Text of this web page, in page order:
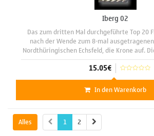
Iberg 02
Das zum dritten Mal durchgeführte Top 20
nach der Wende zum 8-mal
Nordthüringischen Echsfeld, die Krone auf.
waren so spannend wie noch
15.05€
In den Warenkorb
Alles 1
2